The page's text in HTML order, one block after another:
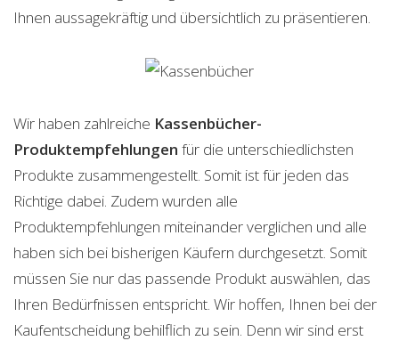
Ihnen aussagekräftig und übersichtlich zu präsentieren.
Wir haben zahlreiche Kassenbücher-
Produktempfehlungen für die unterschiedlichsten
Produkte zusammengestellt. Somit ist für jeden das
Richtige dabei. Zudem wurden alle
Produktempfehlungen miteinander verglichen und alle
haben sich bei bisherigen Käufern durchgesetzt. Somit
müssen Sie nur das passende Produkt auswählen, das
Ihren Bedürfnissen entspricht. Wir hoffen, Ihnen bei der
Kaufentscheidung behilflich zu sein. Denn wir sind erst